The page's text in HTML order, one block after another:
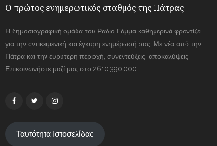
Ο πρώτος ενημερωτικός σταθμός της Πάτρας
Η δημοσιογραφική ομάδα του Ραδιο Γάμμα καθημερινά φροντίζει
για την αντικειμενική και έγκυρη ενημέρωσή σας. Με νέα από την
Πάτρα και την ευρύτερη περιοχή, συνεντεύξεις, αποκαλύψεις.
Επικοινωνήστε μαζί μας στο 2610.390.000
Ταυτότητα Ιστοσελίδας